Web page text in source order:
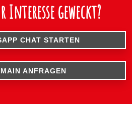
Interesse geweckt?
CHAT STARTEN
ANFRAGEN